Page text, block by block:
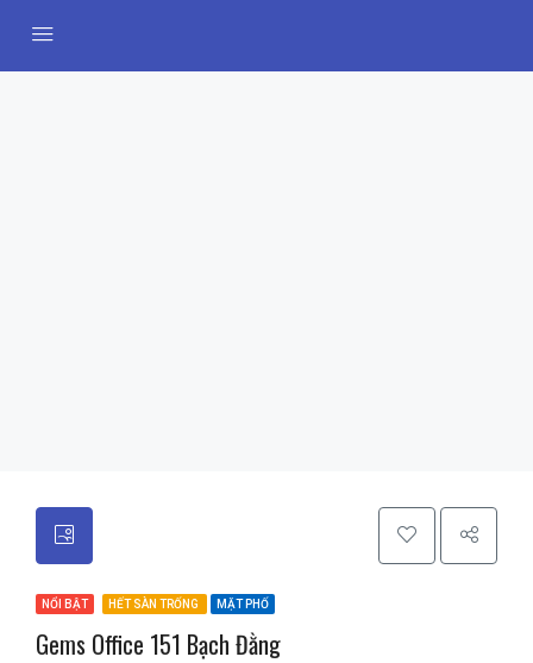
NỔI BẬT HẾT SÀN TRỐNG MẶT PHỐ
Gems Office 151 Bạch Đằng